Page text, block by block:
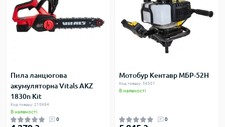
Пила ланцюгова
акумуляторна Vitals AKZ
1830n Kit
Код товару: 210694
В наявності
0
Мотобур Кентавр МБР-52Н
Код товару: 56501
В наявності
0